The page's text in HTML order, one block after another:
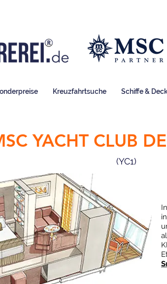
Kreuzfahrtsuche Schiffe &
YACHT CLUB
(YC1)